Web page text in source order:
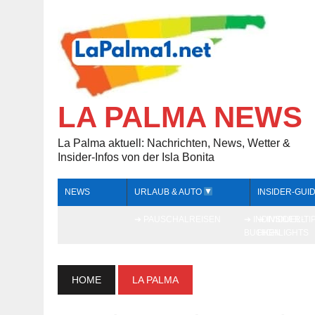
LA PALMA NEWS
La Palma aktuell: Nachrichten, News, Wetter &
Insider-Infos von der Isla Bonita
NEWS URLAUB & AUTO INSIDER-
HOME LA PALMA